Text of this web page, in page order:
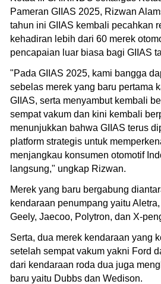
Pameran GIIAS 2025, Rizwan
tahun ini GIIAS kembali pecahkan
kehadiran lebih dari 60 merek
pencapaian luar biasa bagi GIIAS
"Pada GIIAS 2025, kami bangga
sebelas merek yang baru pertama
GIIAS, serta menyambut kembali
sempat vakum dan kini kembali
menunjukkan bahwa GIIAS terus
platform strategis untuk
menjangkau konsumen otomotif
langsung," ungkap Rizwan.
Merek yang baru bergabung
kendaraan penumpang yaitu
Geely, Jaecoo, Polytron, dan X-
Serta, dua merek kendaraan yang
setelah sempat vakum yakni Ford
dari kendaraan roda dua juga
baru yaitu Dubbs dan Wedison.